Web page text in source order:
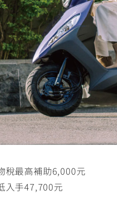
R15
150
150
RS NEO
125
稅最高補助6,000元
入手47,700元